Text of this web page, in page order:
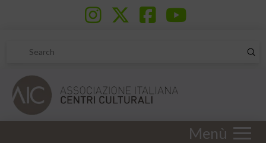
Search
Menù